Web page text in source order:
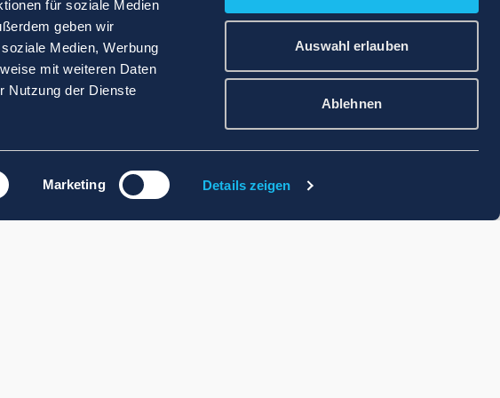
für soziale Medien
geben wir
Medien, Werbung
mit weiteren Daten
Nutzung der Dienste
Marketing Details zeigen
Auswahl erlauben
Ablehnen